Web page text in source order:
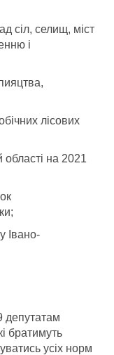
сіл, селищ, міст
і
лісових
на 2021
Івано-
депутатам
братимуть
усіх норм